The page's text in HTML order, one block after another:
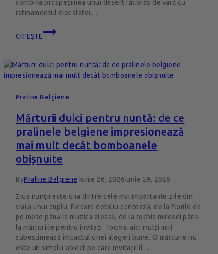
combina prospețimea unui desert răcoros de vară cu
rafinamentul ciocolatei…
CITEȘTE
Praline Belgiene
Mărturii dulci pentru nuntă: de ce
pralinele belgiene impresionează
mai mult decât bomboanele
obișnuite
ByPraline Belgiene iunie 26, 2026iunie 29, 2026
Ziua nunții este una dintre cele mai importante zile din
viața unui cuplu. Fiecare detaliu contează, de la florile de
pe mese până la muzica aleasă, de la rochia miresei până
la mărturiile pentru invitați. Tocmai aici mulți miri
subestimează impactul unei alegeri bune. O mărturie nu
este un simplu obiect pe care invitații îl…